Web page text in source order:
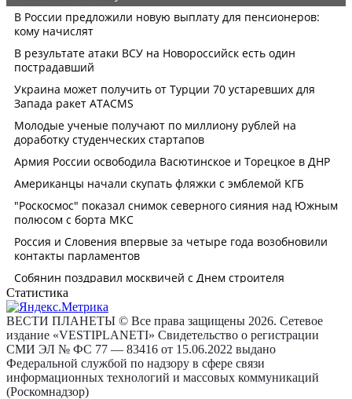
Статистика
ВЕСТИ ПЛАНЕТЫ © Все права защищены 2026. Сетевое
издание «VESTIPLANETI» Свидетельство о регистрации
СМИ ЭЛ № ФС 77 — 83416 от 15.06.2022 выдано
Федеральной службой по надзору в сфере связи
информационных технологий и массовых коммуникаций
(Роскомнадзор)